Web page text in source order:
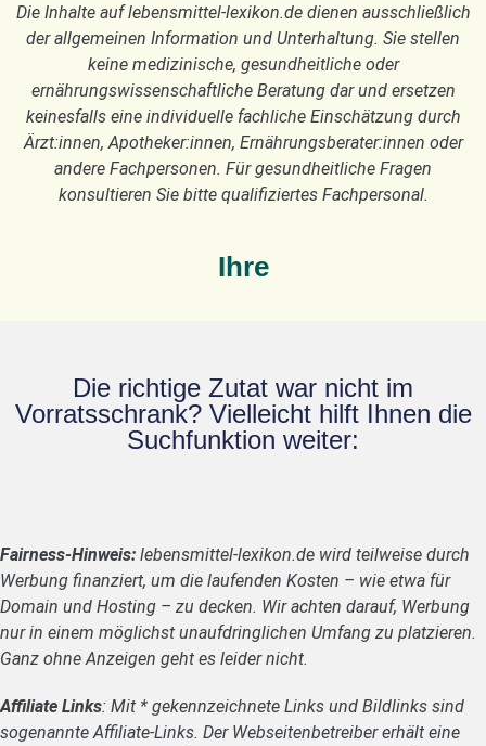
Die Inhalte auf lebensmittel-lexikon.de dienen ausschließlich
der allgemeinen Information und Unterhaltung. Sie stellen
keine medizinische, gesundheitliche oder
ernährungswissenschaftliche Beratung dar und ersetzen
keinesfalls eine individuelle fachliche Einschätzung durch
Ärzt:innen, Apotheker:innen, Ernährungsberater:innen oder
andere Fachpersonen. Für gesundheitliche Fragen
konsultieren Sie bitte qualifiziertes Fachpersonal.
Ihre
Die richtige Zutat war nicht im
Vorratsschrank? Vielleicht hilft Ihnen die
Suchfunktion weiter:
Fairness-Hinweis: lebensmittel-lexikon.de wird teilweise durch
Werbung finanziert, um die laufenden Kosten – wie etwa für
Domain und Hosting – zu decken. Wir achten darauf, Werbung
nur in einem möglichst unaufdringlichen Umfang zu platzieren.
Ganz ohne Anzeigen geht es leider nicht.
Affiliate Links: Mit * gekennzeichnete Links und Bildlinks sind
sogenannte Affiliate-Links. Der Webseitenbetreiber erhält eine